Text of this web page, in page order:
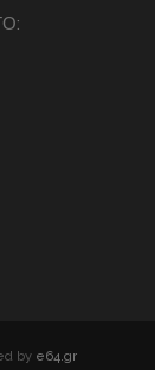
by e64.gr